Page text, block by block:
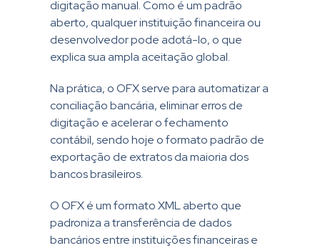
digitação manual. Como é um padrão
aberto, qualquer instituição financeira ou
desenvolvedor pode adotá-lo, o que
explica sua ampla aceitação global.
Na prática, o OFX serve para automatizar a
conciliação bancária, eliminar erros de
digitação e acelerar o fechamento
contábil, sendo hoje o formato padrão de
exportação de extratos da maioria dos
bancos brasileiros.
O OFX é um formato XML aberto que
padroniza a transferência de dados
bancários entre instituições financeiras e